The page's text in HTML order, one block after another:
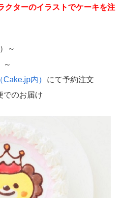
クターのイラストでケーキを注
～
～
内）
にて予約注文
でのお届け